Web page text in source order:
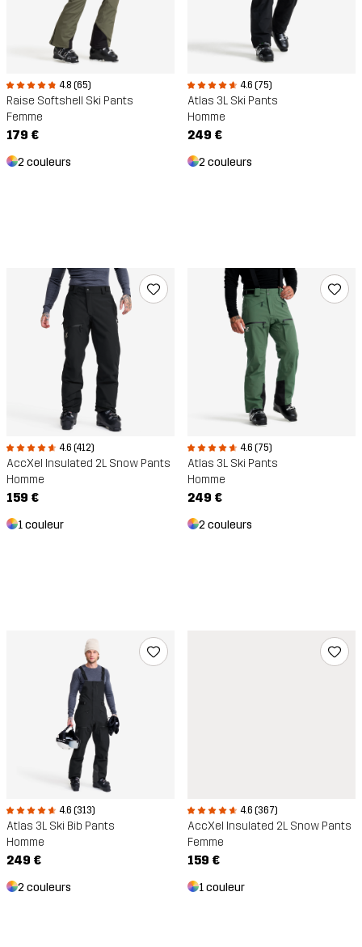
4.8 (65)
Raise Softshell Ski Pants
Femme
179 €
2 couleurs
4.6 (75)
Atlas 3L Ski Pants
Homme
249 €
2 couleurs
4.6 (412)
AccXel Insulated 2L Snow Pants
Homme
159 €
1 couleur
4.6 (75)
Atlas 3L Ski Pants
Homme
249 €
2 couleurs
4.6 (313)
Atlas 3L Ski Bib Pants
Homme
249 €
2 couleurs
4.6 (367)
AccXel Insulated 2L Snow Pants
Femme
159 €
1 couleur